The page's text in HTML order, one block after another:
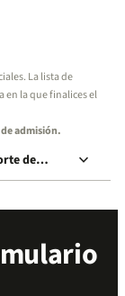
La lista de
en la que finalices el
admisión.
de
keyboard_arrow_down